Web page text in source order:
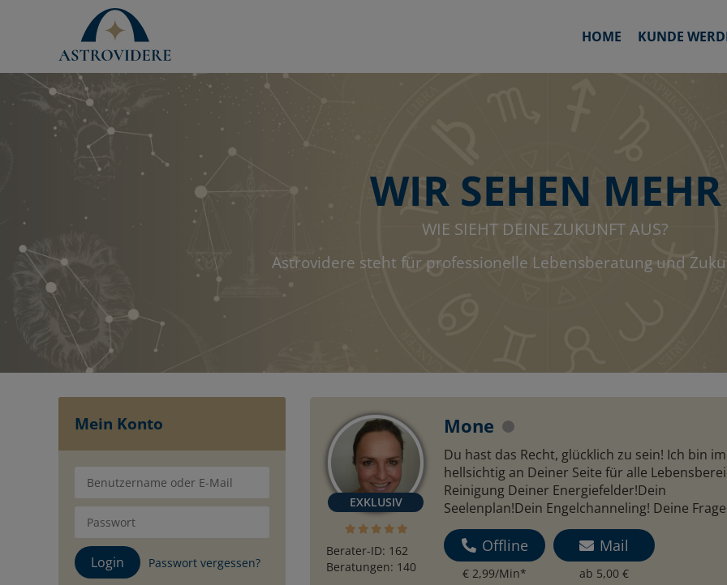
HOME KUNDE
WIR SEHEN MEHR
WIE SIEHT DEINE ZUKUNFT AUS?
Astrovidere steht für professionelle Lebensberatung und
Mein Konto
Passwort vergessen?
Mone
Berater-ID: 162
Beratungen: 140
Du hast das Recht, glücklich zu sein! Ich bin
hellsichtig an Deiner Seite für alle
Reinigung Deiner Energiefelder!Dein
Seelenplan!Dein Engelchanneling! Deine
Offline
€ 2,99/Min*
Mail
ab 5,00 €